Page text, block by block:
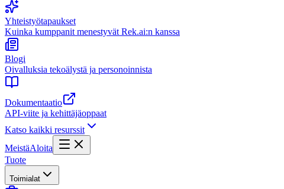
Yhteistyötapaukset
Kuinka kumppanit menestyvät Rek.ai:n kanssa
Blogi
Oivalluksia tekoälystä ja personoinnista
Dokumentaatio
API-viite ja kehittäjäoppaat
Katso kaikki resurssit
MeistäAloita
Tuote
Toimialat